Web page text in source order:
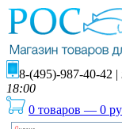
8-(495)-987-40-42 |
18:00
0 товаров — 0